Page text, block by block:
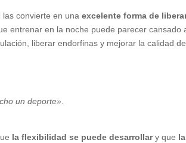
las convierte en unaexcelente forma de
entrenar en la noche puede parecer cansado
liberar endorfinas y mejorar la calidad
un deporte».
la flexibilidad se puede desarrollary que la